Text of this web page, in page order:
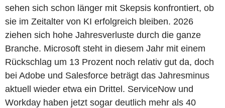
sehen sich schon länger mit Skepsis konfrontiert, ob
sie im Zeitalter von KI erfolgreich bleiben. 2026
ziehen sich hohe Jahresverluste durch die ganze
Branche. Microsoft steht in diesem Jahr mit einem
Rückschlag um 13 Prozent noch relativ gut da, doch
bei Adobe und Salesforce beträgt das Jahresminus
aktuell wieder etwa ein Drittel. ServiceNow und
Workday haben jetzt sogar deutlich mehr als 40